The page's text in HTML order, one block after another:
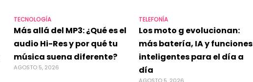
TECNOLOGÍA
Más allá del MP3: ¿Qué es el
audio Hi-Res y por qué tu
música suena diferente?
AGOSTO 5, 2026
TELEFONÍA
Los moto g evolucionan:
más batería, IA y funciones
inteligentes para el día a
día